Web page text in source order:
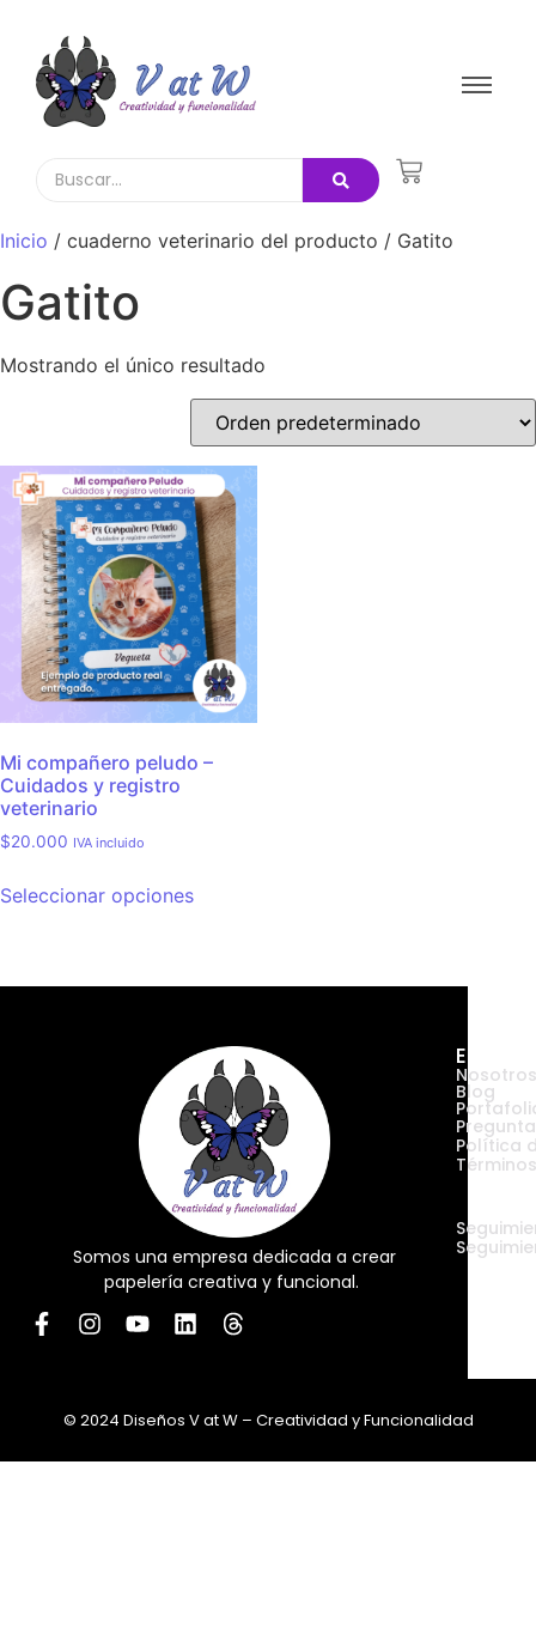
Inicio / cuaderno veterinario del producto / Gatito
Gatito
Mostrando el único resultado
Mi compañero peludo –
Cuidados y registro
veterinario
$20.000 IVA incluido
Seleccionar opciones
Somos una empresa dedicada a crear
papelería creativa y funcional.
Nosotros
Blog
Política
© 2024 Diseños V at W – Creatividad y Funcionalidad